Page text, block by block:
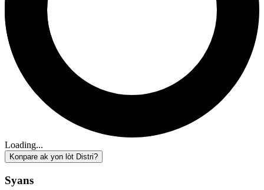
Loading...
Konpare ak yon lòt Distri?
Syans